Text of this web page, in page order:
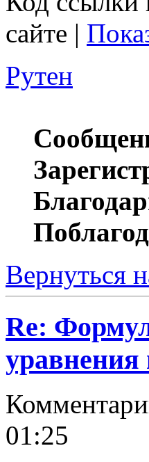
сайте |
Рутен
Вернуться
Re:
уравнения
01:25